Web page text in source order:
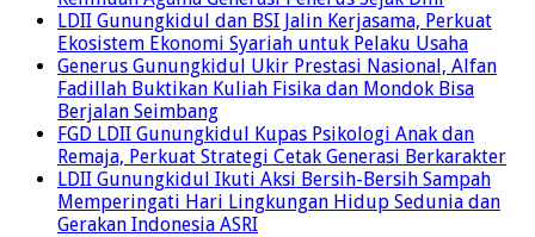
LDII Gunungkidul dan BSI Jalin Kerjasama, Perkuat
Ekosistem Ekonomi Syariah untuk Pelaku Usaha
Generus Gunungkidul Ukir Prestasi Nasional, Alfan
Fadillah Buktikan Kuliah Fisika dan Mondok Bisa
Berjalan Seimbang
FGD LDII Gunungkidul Kupas Psikologi Anak dan
Remaja, Perkuat Strategi Cetak Generasi Berkarakter
LDII Gunungkidul Ikuti Aksi Bersih-Bersih Sampah
Memperingati Hari Lingkungan Hidup Sedunia dan
Gerakan Indonesia ASRI